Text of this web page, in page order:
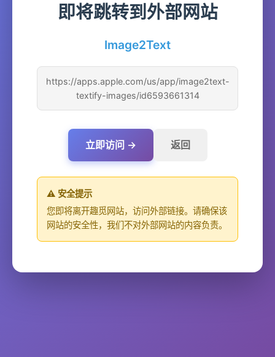
即将跳转到外部网站
Image2Text
https://apps.apple.com/us/app/image2text-
textify-images/id6593661314
立即访问 → 返回
⚠️ 安全提示
您即将离开趣觅网站，访问外部链接。请确保该
网站的安全性，我们不对外部网站的内容负责。